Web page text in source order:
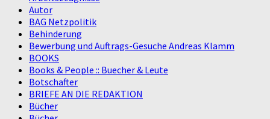
Autor
BAG Netzpolitik
Behinderung
Bewerbung und Auftrags-Gesuche Andreas Klamm
BOOKS
Books & People :: Buecher & Leute
Botschafter
BRIEFE AN DIE REDAKTION
Bücher